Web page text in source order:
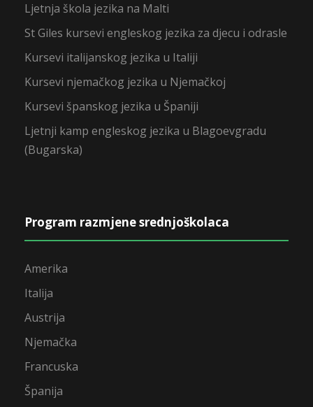
Ljetnja škola jezika na Malti
St Giles kursevi engleskog jezika za djecu i odrasle
Kursevi italijanskog jezika u Italiji
Kursevi njemačkog jezika u Njemačkoj
Kursevi španskog jezika u Španiji
Ljetnji kamp engleskog jezika u Blagoevgradu
(Bugarska)
Program razmjene srednjoškolaca
Amerika
Italija
Austrija
Njemačka
Francuska
Španija